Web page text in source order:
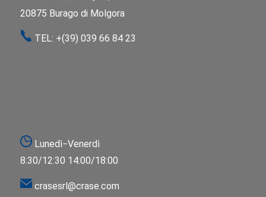
20875 Burago di Molgora
TEL: +(39) 039 66 84 23
Lunedì−Venerdì
8:30/12:30 14:00/18:00
crasesrl@crase.com